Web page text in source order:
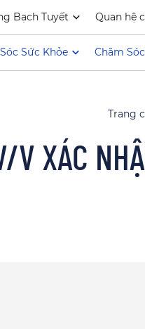
Bạch Tuyết Quan hệ
Sức Khỏe Chăm
Trang
V XÁC